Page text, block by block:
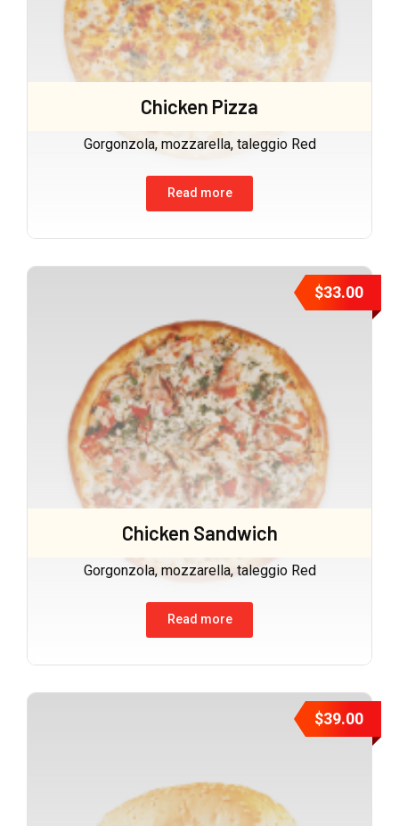
Chicken Pizza
Gorgonzola, mozzarella, taleggio Red
Read more
$33.00
Chicken Sandwich
Gorgonzola, mozzarella, taleggio Red
Read more
$39.00